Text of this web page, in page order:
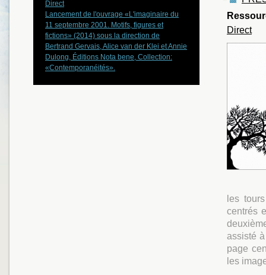
Direct
les
centrés
assisté
page
les
Direct
Lancement de l'ouvrage «L'imaginaire du
11 septembre 2001. Motifs, figures et
fictions» (2014) sous la direction de
Bertrand Gervais, Alice van der Klei et Annie
Dulong, Éditions Nota bene, Collection:
«Contemporanéités».